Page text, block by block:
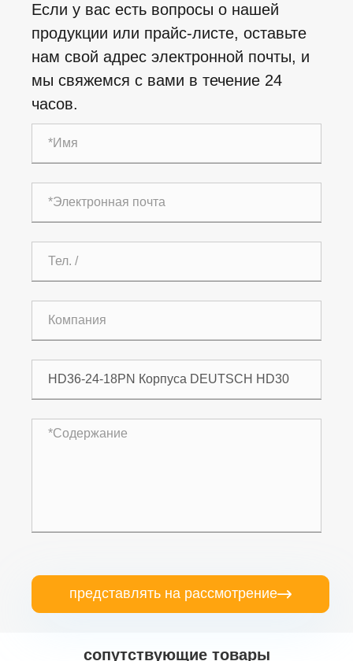
Если у вас есть вопросы о нашей
продукции или прайс-листе, оставьте
нам свой адрес электронной почты, и
мы свяжемся с вами в течение 24
часов.
представлять на рассмотрение
сопутствующие товары